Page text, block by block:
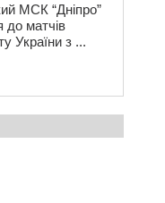
МСК “Дніпро”
до матчів
України з ...